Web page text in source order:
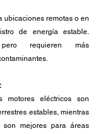
ubicaciones remotas o en
de energía estable.
requieren más
motores eléctricos son
estables, mientras
mejores para áreas